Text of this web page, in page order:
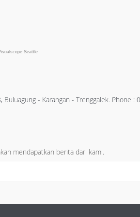
Seattle
Buluagung - Karangan - Trenggalek. Phone
mendapatkan berita dari kami.